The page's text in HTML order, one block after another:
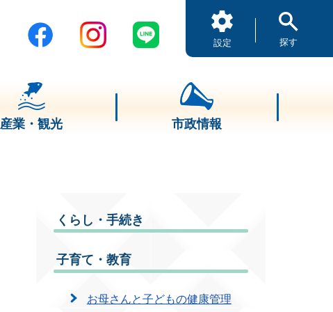
設定 探す
産業・観光 市政情報
くらし・手続き
子育て・教育
お母さんと子どもの健康管理